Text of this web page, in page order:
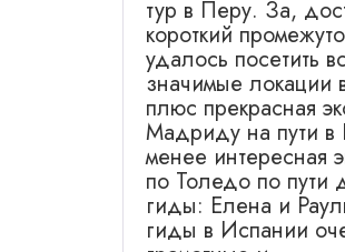
тур в Перу. За,
короткий
удалось посетить
значимые локации
плюс прекрасная
Мадриду на пути в
менее интересная
по Толедо по пути
гиды: Елена и
гиды в Испании